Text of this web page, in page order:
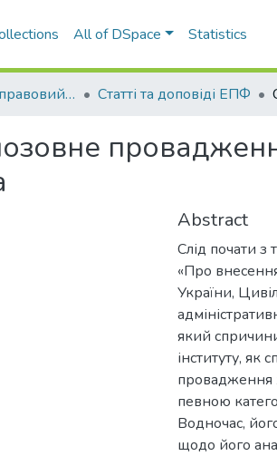
All of DSpace Statistics
04. Економіко-правовий факультет Статті та доповіді ЕПФ
Abstract
Слід почати
«Про
України,
який
інституту,
провадження
певною
Водночас,
щодо його